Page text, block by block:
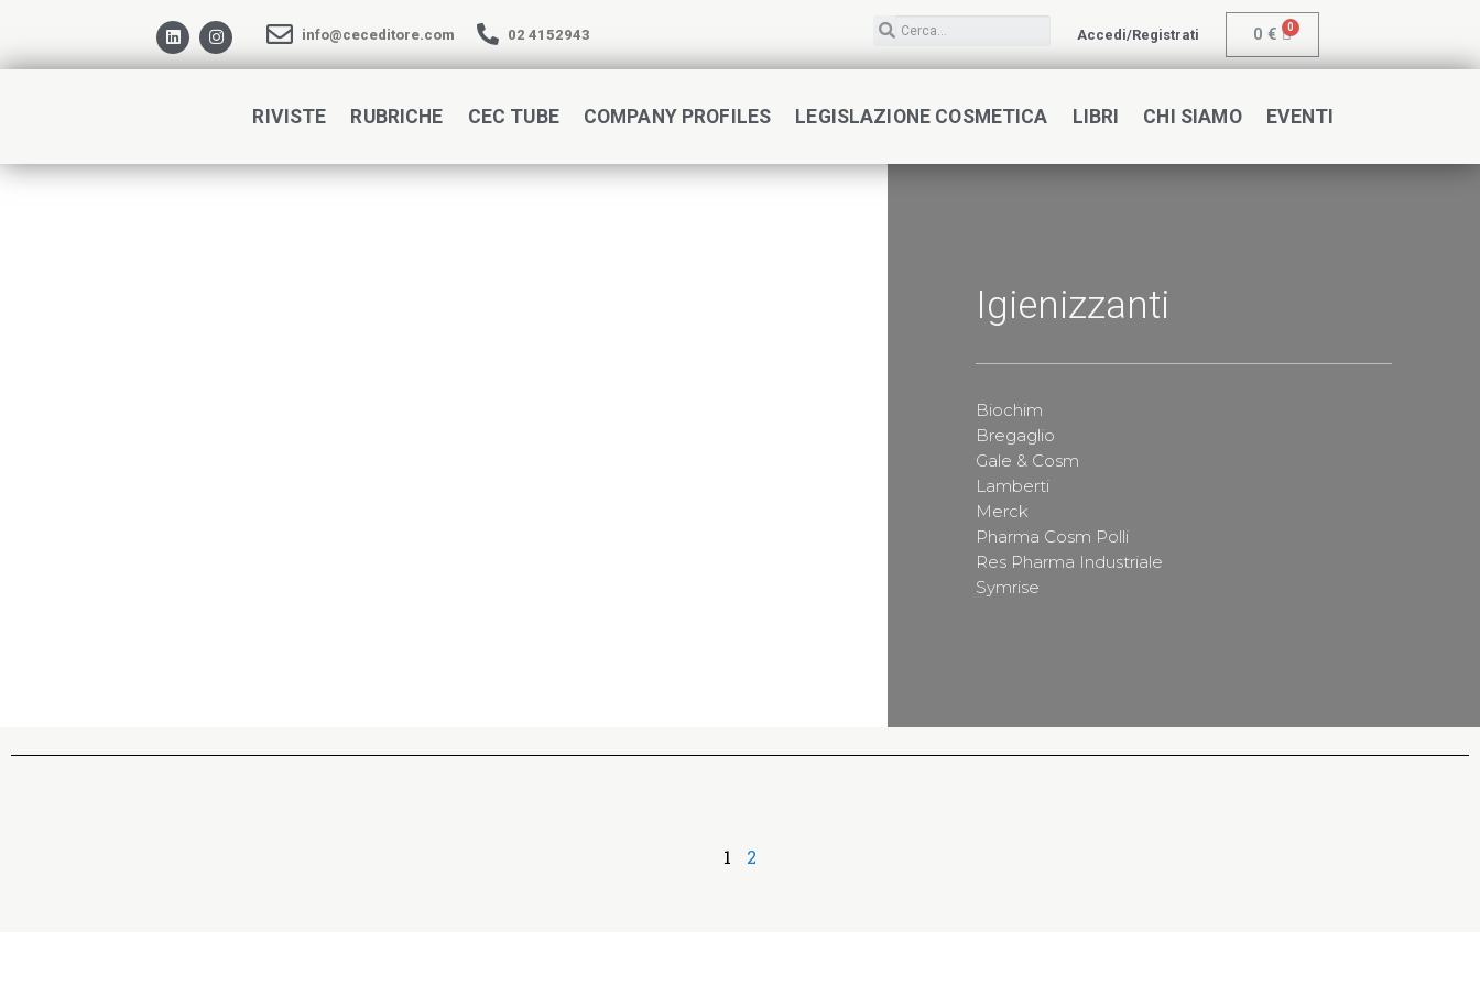
info@ceceditore.com 02 4152943 Accedi/Registrati 0 €
RIVISTE RUBRICHE CEC TUBE COMPANY PROFILES LEGISLAZIONE COSMETICA LIBRI CHI SIAMO EVENTI
Igienizzanti
Biochim
Bregaglio
Gale & Cosm
Lamberti
Merck
Pharma Cosm Polli
Res Pharma Industriale
Symrise
1 2